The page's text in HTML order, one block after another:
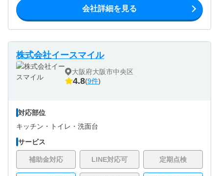
会社詳細を見る
株式会社イースマイル
大阪府大阪市中央区
4.8(9件)
対応部位
キッチン・
トイレ・ 洗面台
サービス
補助金対応 LINE対応可 定期点検